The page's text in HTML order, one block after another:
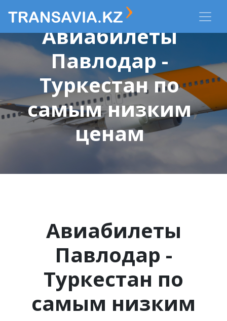
Авиабилеты
Павлодар -
Туркестан по
самым низким
ценам
Авиабилеты
Павлодар -
Туркестан по
самым низким